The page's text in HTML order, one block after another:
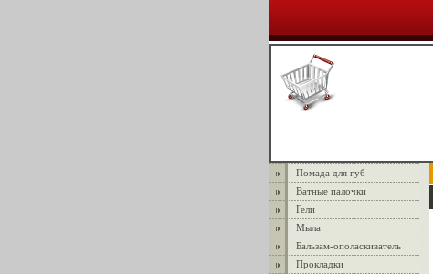
Помада для губ
Ватные палочки
Гели
Мыла
Бальзам-ополаскиватель
Прокладки